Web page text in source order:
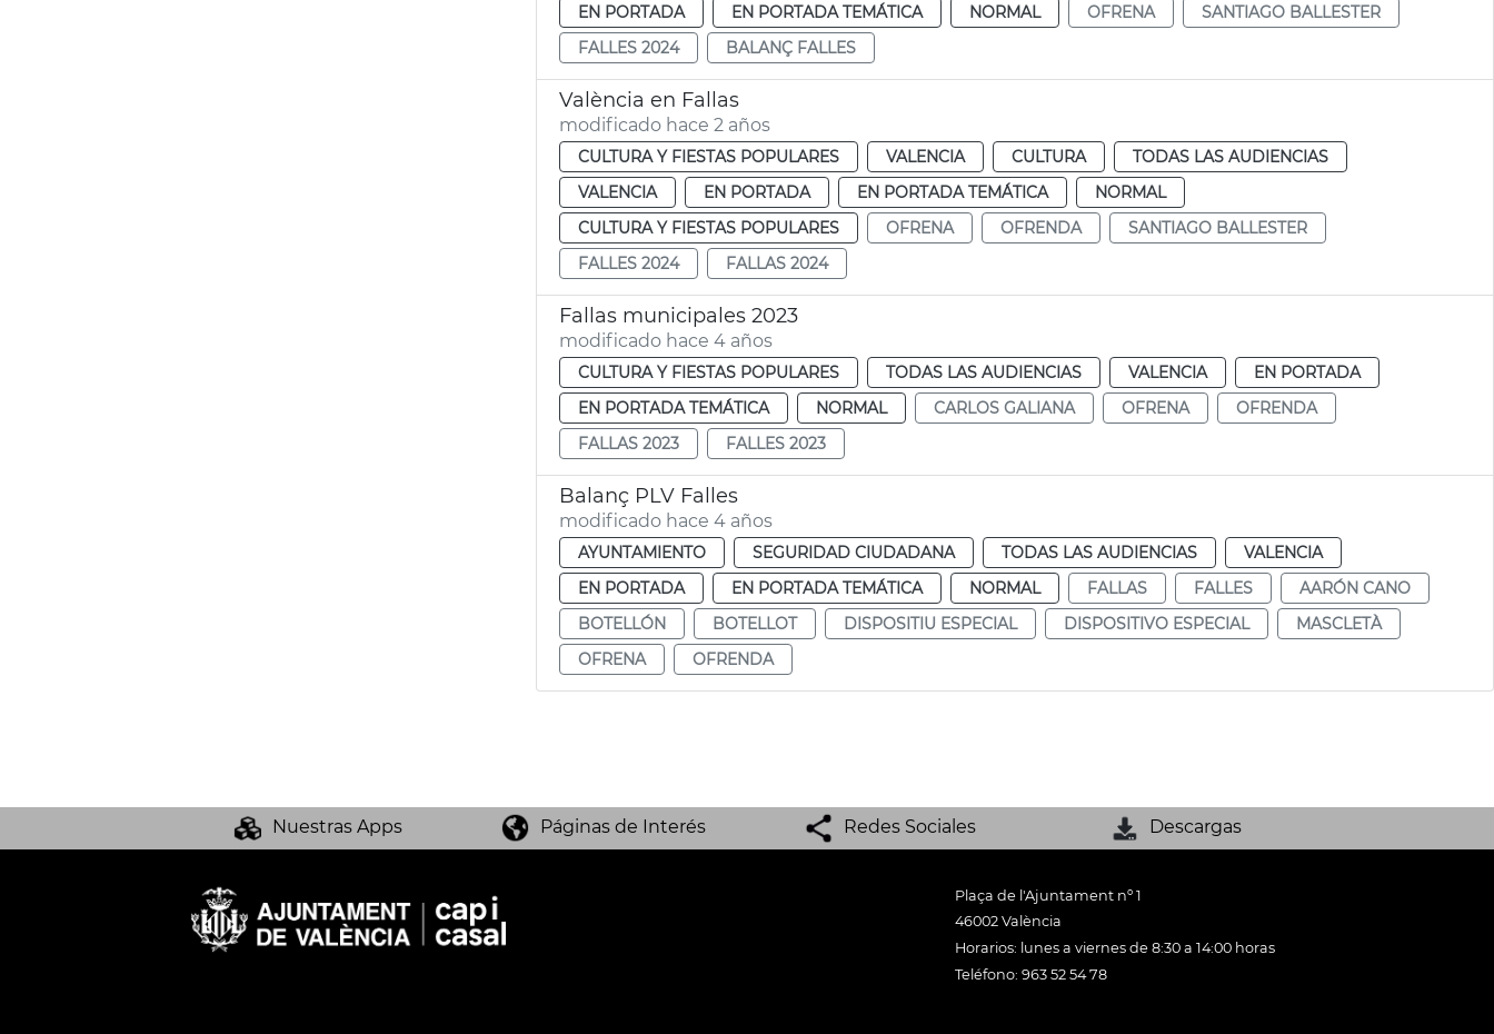
EN PORTADA
EN PORTADA TEMÁTICA NORMAL OFRENA
SANTIAGO BALLESTER
FALLES 2024
BALANÇ FALLES
València en Fallas
modificado hace 2 años
CULTURA Y FIESTAS POPULARES VALENCIA CULTURA
TODAS LAS AUDIENCIAS
VALENCIA
EN PORTADA EN PORTADA TEMÁTICA
NORMAL
CULTURA Y FIESTAS POPULARES
OFRENA OFRENDA
SANTIAGO BALLESTER
FALLES 2024
FALLAS 2024
Fallas municipales 2023
modificado hace 4 años
CULTURA Y FIESTAS POPULARES TODAS LAS AUDIENCIAS VALENCIA
EN PORTADA
EN PORTADA TEMÁTICA
NORMAL CARLOS GALIANA OFRENA
OFRENDA
FALLAS 2023
FALLES 2023
Balanç PLV Falles
modificado hace 4 años
AYUNTAMIENTO SEGURIDAD CIUDADANA TODAS LAS AUDIENCIAS
VALENCIA
EN PORTADA
EN PORTADA TEMÁTICA NORMAL FALLAS FALLES
AARÓN CANO
BOTELLÓN
BOTELLOT DISPOSITIU ESPECIAL DISPOSITIVO ESPECIAL
MASCLETÀ
OFRENA
OFRENDA
Nuestras Apps Páginas de Interés Redes Sociales Descargas
Plaça de l'Ajuntament nº 1
46002 València
Horarios: lunes a viernes de 8:30 a 14:00 horas
Teléfono: 963 52 54 78